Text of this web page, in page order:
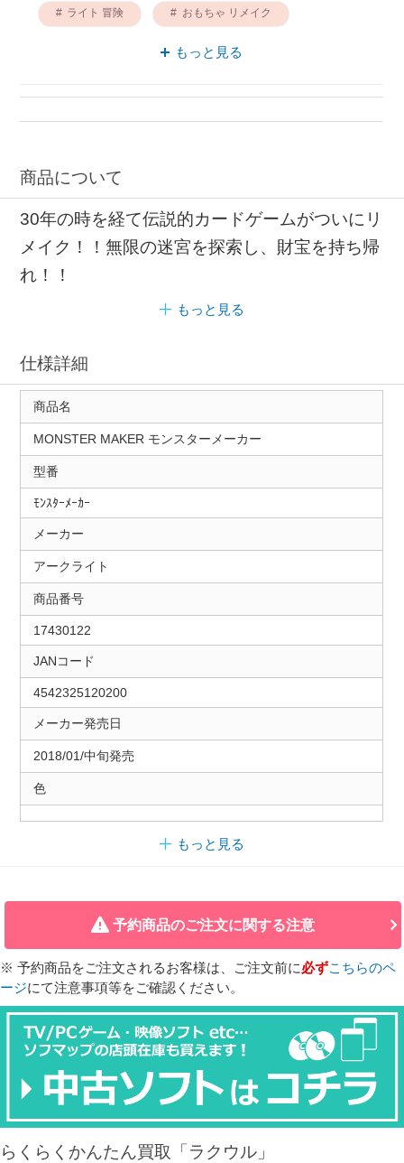
ライト 冒険 おもちゃ リメイク
オリジナル リメイク
もっと見る
商品について
30年の時を経て伝説的カードゲームがついにリ
メイク！！無限の迷宮を探索し、財宝を持ち帰
れ！！
もっと見る
仕様詳細
商品名
MONSTER MAKER モンスターメーカー
型番
ﾓﾝｽﾀｰﾒｰｶｰ
メーカー
アークライト
商品番号
17430122
JANコード
4542325120200
メーカー発売日
2018/01/中旬発売
色
もっと見る
予約商品のご注文に関する注意
※ 予約商品をご注文されるお客様は、ご注文前に必ずこちらのペ
ージにて注意事項等をご確認ください。
らくらくかんたん買取「ラクウル」